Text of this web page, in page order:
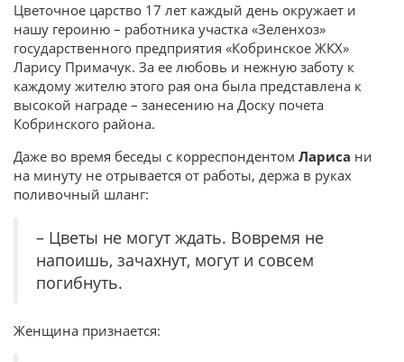
Цветочное царство 17 лет каждый день окружает и
нашу героиню – работника участка «Зеленхоз»
государственного предприятия «Кобринское ЖКХ»
Ларису Примачук. За ее любовь и нежную заботу к
каждому жителю этого рая она была представлена к
высокой награде – занесению на Доску почета
Кобринского района.
Даже во время беседы с корреспондентом Лариса ни
на минуту не отрывается от работы, держа в руках
поливочный шланг:
– Цветы не могут ждать. Вовремя не
напоишь, зачахнут, могут и совсем
погибнуть.
Женщина признается: